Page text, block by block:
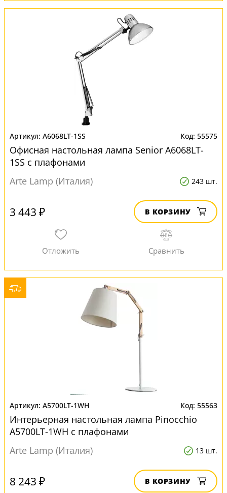
A6068LT-1SS 55575
Офисная настольная лампа Senior A6068LT-
1SS с плафонами
Arte Lamp (Италия)
243 шт.
3 443 ₽ В КОРЗИНУ
A5700LT-1WH 55563
Интерьерная настольная лампа Pinocchio
A5700LT-1WH с плафонами
Arte Lamp (Италия)
13 шт.
8 243 ₽ В КОРЗИНУ